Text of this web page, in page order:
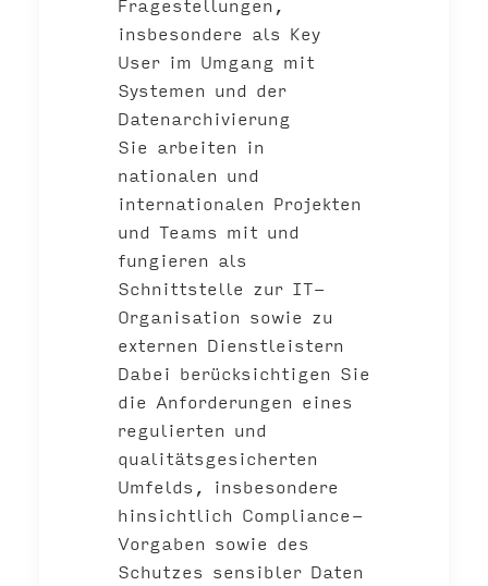
insbesondere als Key
User im Umgang mit
Systemen und der
Datenarchivierung
Sie arbeiten in
nationalen und
internationalen Projekten
und Teams mit und
fungieren als
Schnittstelle zur IT-
Organisation sowie zu
externen Dienstleistern
Dabei berücksichtigen Sie
die Anforderungen eines
regulierten und
qualitätsgesicherten
Umfelds, insbesondere
hinsichtlich Compliance-
Vorgaben sowie des
Schutzes sensibler Daten